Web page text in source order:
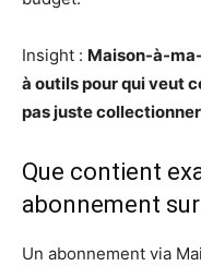
Insight : Maison-à-
à outils pour qui veut
pas juste
Que contient
abonnement
Un abonnement via